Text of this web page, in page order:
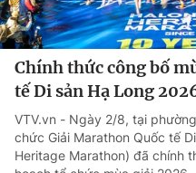
Chính thức công bố
tế Di sản Hạ Long
VTV.vn - Ngày 2/8, tại
chức Giải Marathon Quốc tế
Heritage Marathon) đã chính